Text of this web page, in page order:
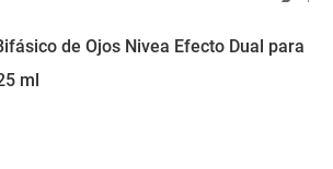
de Ojos Nivea Efecto Dual para
ml